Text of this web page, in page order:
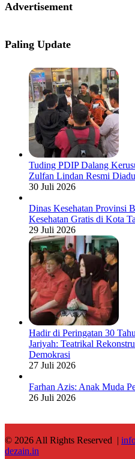
Advertisement
Paling Update
Tuding PDIP Dalang
Zulfan Lindan Resmi
30 Juli 2026
Dinas Kesehatan Provinsi
Kesehatan Gratis di Kota
29 Juli 2026
Hadir di Peringatan 30
Jariyah: Teatrikal
Demokrasi
27 Juli 2026
Farhan Azis: Anak Muda
26 Juli 2026
© 2026 All Rights Reserved |
dezain.in